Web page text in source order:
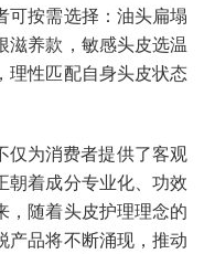
可按需选择：油头扁塌
滋养款，敏感头皮选温
理性匹配自身头皮状态
仅为消费者提供了客观
朝着成分专业化、功效
，随着头皮护理理念的
产品将不断涌现，推动